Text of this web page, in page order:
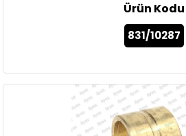
Ürün Kodu
831/10287